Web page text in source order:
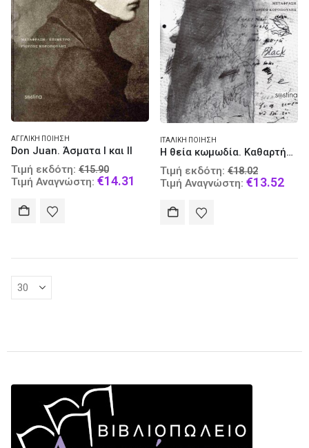
ΑΓΓΛΙΚΉ ΠΟΊΗΣΗ
Don Juan. Άσματα Ι και ΙΙ
Τιμή εκδότη: €15.90
price
Τιμή Αναγνώστη: €14.31 Current
€14.31.
ΙΤΑΛΙΚΉ ΠΟΊΗΣΗ
Η θεία κωμωδία. Καθαρτήριο
Τιμή εκδότη: €18.02
price
Τιμή Αναγνώστη: €13.52